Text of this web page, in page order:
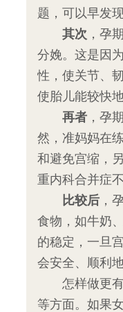
题，可以早发
其次 ，孕
分娩。这是因
性，使关节、
使胎儿能较快
再者 ，孕
然，准妈妈在
和避免宫缩，
重内科合并症
比较后 ，
食物，如牛奶
的稳定，一旦
会安全、顺利
怎样做更有
等方面。如果